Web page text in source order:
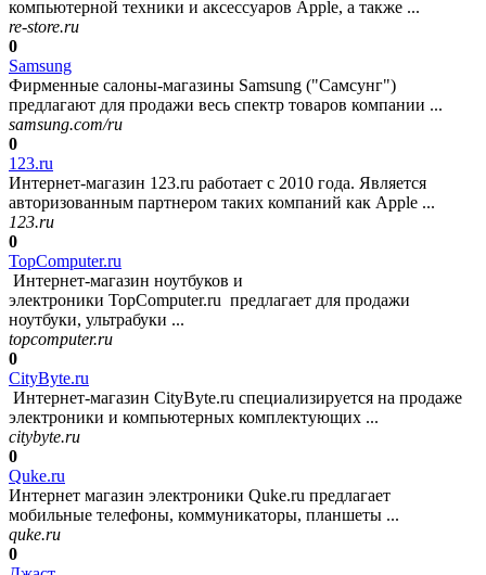
компьютерной техники и аксессуаров Apple, а также ...
re-store.ru
0
Samsung
Фирменные салоны-магазины Samsung ("Самсунг")
предлагают для продажи весь спектр товаров компании ...
samsung.com/ru
0
123.ru
Интернет-магазин 123.ru работает с 2010 года. Является
авторизованным партнером таких компаний как Apple ...
123.ru
0
TopComputer.ru
Интернет-магазин ноутбуков и
электроники TopComputer.ru предлагает для продажи
ноутбуки, ультрабуки ...
topcomputer.ru
0
CityByte.ru
Интернет-магазин CityByte.ru специализируется на продаже
электроники и компьютерных комплектующих ...
citybyte.ru
0
Quke.ru
Интернет магазин электроники Quke.ru предлагает
мобильные телефоны, коммуникаторы, планшеты ...
quke.ru
0